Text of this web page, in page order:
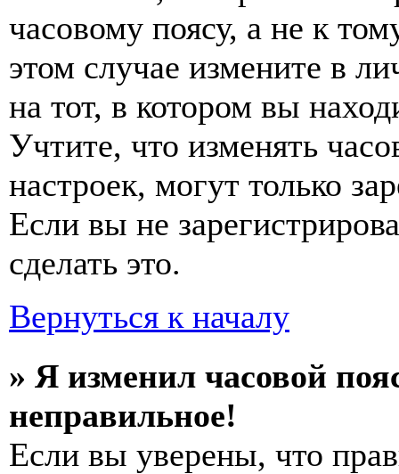
часовому поясу, а не к
этом случае измените в
на тот, в котором вы
Учтите, что изменять
настроек, могут только
Если вы не
сделать это.
Вернуться к началу
» Я изменил часовой
неправильное!
Если вы уверены, что